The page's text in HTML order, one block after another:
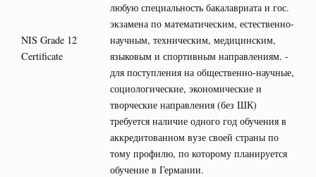
NIS Grade 12
Certificate
любую специальность бакалавриата и гос.
экзамена по математическим, естественно-
научным, техническим, медицинским,
языковым и спортивным направлениям. -
для поступления на общественно-научные,
социологические, экономические и
творческие направления (без ШК)
требуется наличие одного год обучения в
аккредитованном вузе своей страны по
тому профилю, по которому планируется
обучение в Германии.